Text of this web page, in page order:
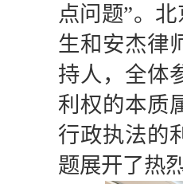
点问题”。
生和安杰律
持人，全体
利权的本质
行政执法的
题展开了热